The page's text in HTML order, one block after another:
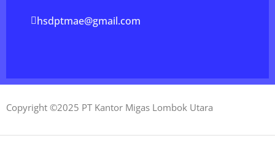
hsdptmae@gmail.com
Copyright ©2025 PT Kantor Migas Lombok Utara